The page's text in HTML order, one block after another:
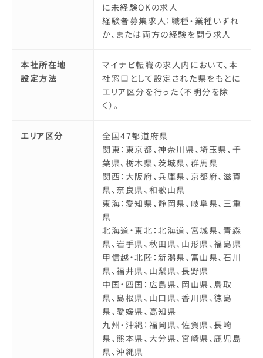
に未経験OKの求人
経験者募集求人：職種・業種いずれ
か、または両方の経験を問う求人
本社所在地
設定方法
マイナビ転職の求人内において、本
社窓口として設定された県をもとに
エリア区分を行った（不明分を除
く）。
エリア区分
全国47都道府県
関東：東京都、神奈川県、埼玉県、千
葉県、栃木県、茨城県、群馬県
関西：大阪府、兵庫県、京都府、滋賀
県、奈良県、和歌山県
東海：愛知県、静岡県、岐阜県、三重
県
北海道・東北：北海道、宮城県、青森
県、岩手県、秋田県、山形県、福島県
甲信越・北陸：新潟県、富山県、石川
県、福井県、山梨県、長野県
中国・四国：広島県、岡山県、鳥取
県、島根県、山口県、香川県、徳島
県、愛媛県、高知県
九州・沖縄：福岡県、佐賀県、長崎
県、熊本県、大分県、宮崎県、鹿児島
県、沖縄県